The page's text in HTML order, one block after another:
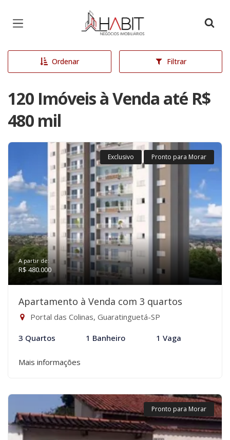
Página inicial
Ordenar Filtrar
120 Imóveis à Venda até R$
480 mil
Exclusivo Pronto para Morar
A partir de:
R$ 480.000
Apartamento à Venda com 3 quartos
Portal das Colinas, Guaratinguetá-SP
3 Quartos 1 Banheiro 1 Vaga
Mais informações
Pronto para Morar